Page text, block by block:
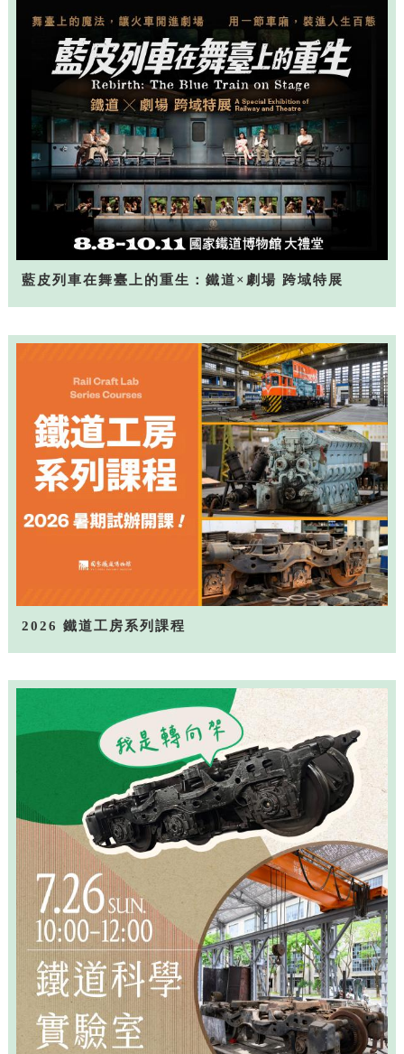
藍皮列車在舞臺上的重生：鐵道×劇場 跨域特展
2026 鐵道工房系列課程